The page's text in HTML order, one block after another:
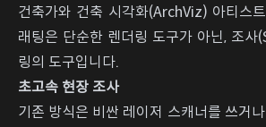
건축가와 건축 시각화(ArchViz) 아티스
래팅은 단순한 렌더링 도구가 아닌, 조사
링의 도구입니다.
초고속 현장 조사
기존 방식은 비싼 레이저 스캐너를 쓰거